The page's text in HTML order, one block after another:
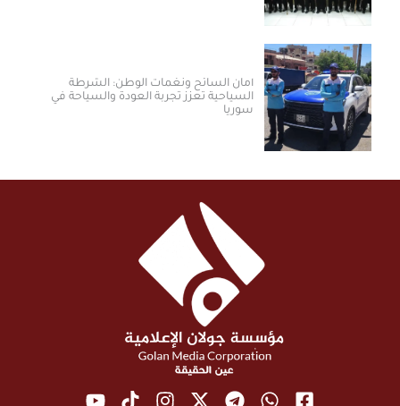
أمان السائح ونغمات الوطن: الشرطة
السياحية تعزز تجربة العودة والسياحة في
سوريا